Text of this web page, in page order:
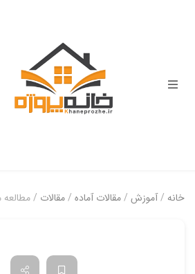
خانه /آموزش /مقالات آماده /مقالات /